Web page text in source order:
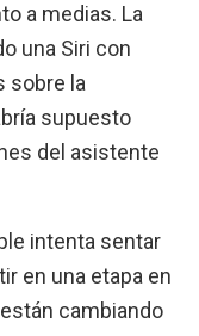
a medias. La
una Siri con
sobre la
supuesto
del asistente
intenta sentar
en una etapa en
cambiando